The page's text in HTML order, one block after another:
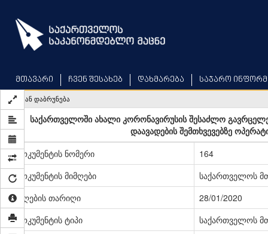
main
content
მთავარი ჩვენ შესახებ დახმარება საჯარო
უკან დაბრუნება
საქართველოში ახალი კორონავირუსის შესაძლო
დაავადების შემთხვევებზე
დოკუმენტის ნომერი
164
დოკუმენტის მიმღები
საქართველოს
მიღების თარიღი
28/01/2020
დოკუმენტის ტიპი
საქართველოს